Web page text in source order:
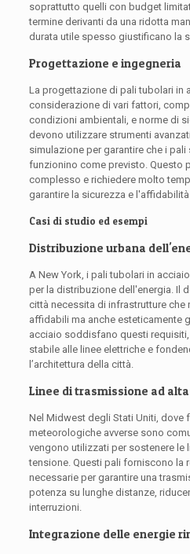
soprattutto quelli con budget
termine derivanti da una ridotta
durata utile spesso giustificano la
Progettazione e ingegneria
La progettazione di pali tubolari in
considerazione di vari fattori,
condizioni ambientali, e norme di
devono utilizzare strumenti
simulazione per garantire che i
funzionino come previsto. Questo
complesso e richiedere molto
garantire la sicurezza e
Casi di studio ed esempi
Distribuzione urbana
A New York, i pali tubolari in
per la distribuzione dell'energia. Il
città necessita di infrastrutture che
affidabili ma anche esteticamente
acciaio soddisfano questi
stabile alle linee elettriche e
l’architettura della città.
Linee di trasmissione ad
Nel Midwest degli Stati Uniti, dove
meteorologiche avverse sono
vengono utilizzati per sostenere le
tensione. Questi pali forniscono la
necessarie per garantire una
potenza su lunghe distanze,
interruzioni.
Integrazione delle energie